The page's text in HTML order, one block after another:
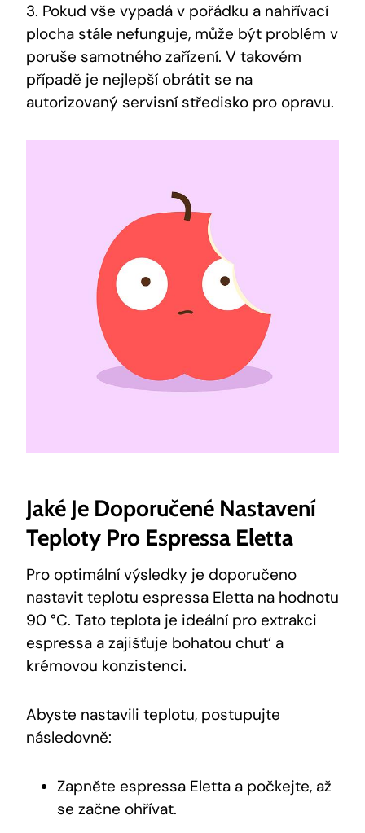
3. Pokud vše vypadá v pořádku a nahřívací
plocha stále nefunguje, může být problém v
poruše samotného zařízení. V takovém
případě je nejlepší obrátit se na
autorizovaný servisní středisko pro opravu.
Jaké Je Doporučené Nastavení
Teploty Pro Espressa Eletta
Pro optimální výsledky je doporučeno
nastavit teplotu espressa Eletta na hodnotu
90 °C. Tato teplota je ideální pro extrakci
espressa a zajišťuje bohatou chut‘ a
krémovou konzistenci.
Abyste nastavili teplotu, postupujte
následovně:
Zapněte espressa Eletta a počkejte, až
se začne ohřívat.